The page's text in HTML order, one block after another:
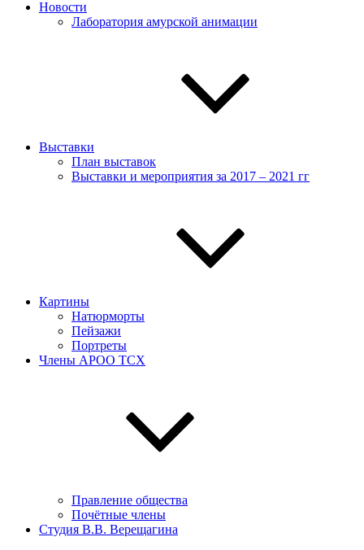
Новости
Лаборатория амурской анимации
Выставки
План выставок
Выставки и мероприятия за 2017 – 2021 гг
Картины
Натюрморты
Пейзажи
Портреты
Члены АРОО ТСХ
Правление общества
Почётные члены
Студия В.В. Верещагина